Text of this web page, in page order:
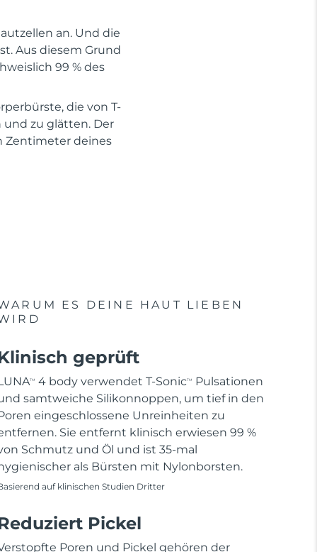
an. Und die
Aus diesem Grund
99 % des
die von T-
zu glätten. Der
Zentimeter deines
ES DEINE HAUT LIEBEN
geprüft
TM 4 body verwendet T-SonicTM
Pulsationen
samtweiche Silikonnoppen, um tief in den
eingeschlossene Unreinheiten zu
Sie entfernt klinisch erwiesen 99 %
Schmutz und Öl und ist 35-mal
als Bürsten mit Nylonborsten.
auf klinischen Studien Dritter
Pickel
Poren und Pickel gehören der